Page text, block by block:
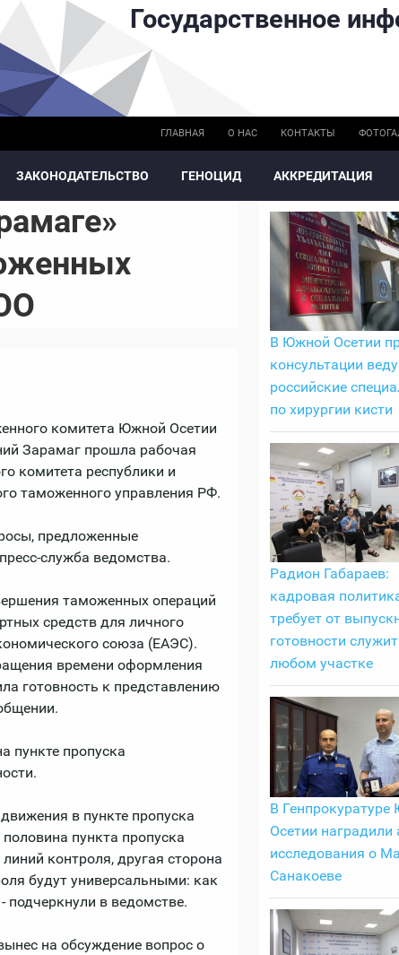
Государственное
ГЛАВНАЯ О НАС КОНТАКТЫ
ЗАКОНОДАТЕЛЬСТВО ГЕНОЦИД АККРЕДИТАЦИЯ
комитета Южной Осетии
Зарамаг прошла рабочая
комитета республики и
таможенного управления РФ.
предложенные
служба ведомства.
таможенных операций
средств для личного
союза (ЕАЭС).
времени оформления
готовность к представлению
пункте пропуска
в пункте пропуска
пункта пропуска
контроля, другая сторона
будут универсальными: как
подчеркнули в ведомстве.
на обсуждение вопрос о
В Южной Осетии
консультации
российские
по хирургии кисти
Радион Габараев:
кадровая
требует от
готовности
любом участке
В
Осетии наградили
исследования о
Санакоеве